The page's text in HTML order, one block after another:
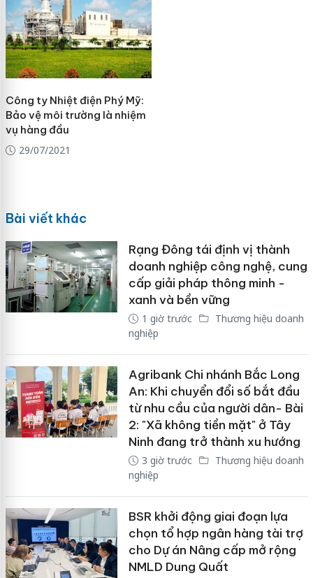
Công ty Nhiệt điện Phý Mỹ:
Bảo vệ môi trường là nhiệm
vụ hàng đầu
29/07/2021
Bài viết khác
Rạng Đông tái định vị thành
doanh nghiệp công nghệ, cung
cấp giải pháp thông minh -
xanh và bền vững
1 giờ trước
Thương hiệu doanh
nghiệp
Agribank Chi nhánh Bắc Long
An: Khi chuyển đổi số bắt đầu
từ nhu cầu của người dân- Bài
2: "Xã không tiền mặt" ở Tây
Ninh đang trở thành xu hướng
3 giờ trước
Thương hiệu doanh
nghiệp
BSR khởi động giai đoạn lựa
chọn tổ hợp ngân hàng tài trợ
cho Dự án Nâng cấp mở rộng
NMLD Dung Quất